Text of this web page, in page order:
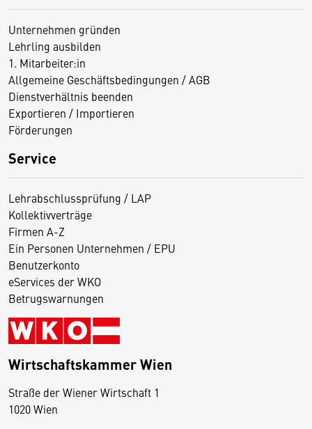
Unternehmen gründen
Lehrling ausbilden
1. Mitarbeiter:in
Allgemeine Geschäftsbedingungen / AGB
Dienstverhältnis beenden
Exportieren / Importieren
Förderungen
Service
Lehrabschlussprüfung / LAP
Kollektivverträge
Firmen A-Z
Ein Personen Unternehmen / EPU
Benutzerkonto
eServices der WKO
Betrugswarnungen
Wirtschaftskammer Wien
Straße der Wiener Wirtschaft 1
1020 Wien